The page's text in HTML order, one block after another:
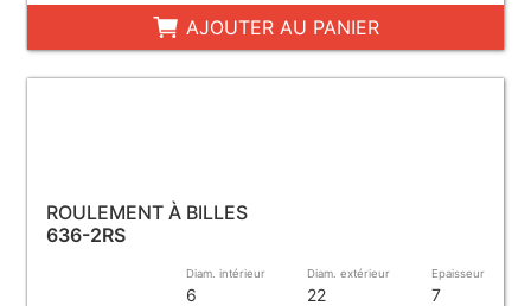
AJOUTER AU PANIER
ROULEMENT À BILLES
636-2RS
Diam. intérieur
6
Diam. extérieur
22
Epaisseur
7